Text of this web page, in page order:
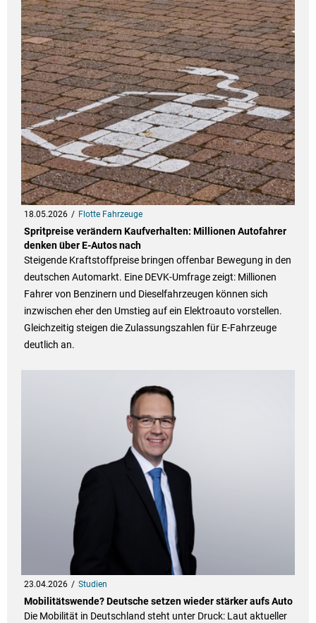
18.05.2026 Flotte Fahrzeuge
Spritpreise verändern Kaufverhalten: Millionen Autofahrer
denken über E-Autos nach
Steigende Kraftstoffpreise bringen offenbar Bewegung in den
deutschen Automarkt. Eine DEVK-Umfrage zeigt: Millionen
Fahrer von Benzinern und Dieselfahrzeugen können sich
inzwischen eher den Umstieg auf ein Elektroauto vorstellen.
Gleichzeitig steigen die Zulassungszahlen für E-Fahrzeuge
deutlich an.
23.04.2026 Studien
Mobilitätswende? Deutsche setzen wieder stärker aufs Auto
Die Mobilität in Deutschland steht unter Druck: Laut aktueller